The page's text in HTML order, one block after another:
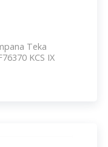
Teka
KCS IX